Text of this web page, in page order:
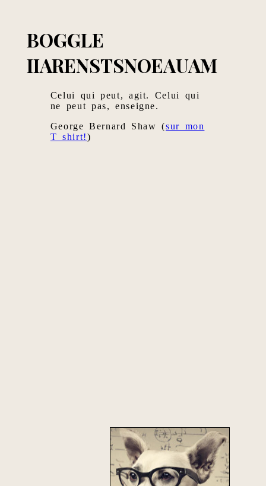
BOGGLE
IIARENSTSNOEAUAM
Celui qui peut, agit. Celui qui
ne peut pas, enseigne.
George Bernard Shaw (sur mon
T shirt!)